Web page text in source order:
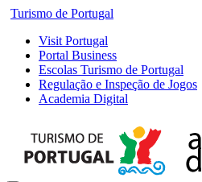
Turismo de Portugal
Visit Portugal
Portal Business
Escolas Turismo de Portugal
Regulação e Inspeção de Jogos
Academia Digital